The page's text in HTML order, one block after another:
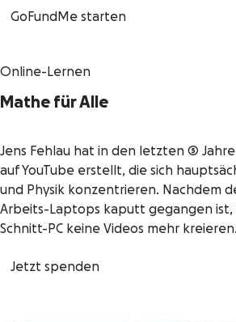
GoFundMe starten
Online-Lernen
Mathe für Alle
Jens Fehlau hat in den letzten 5
auf YouTube erstellt, die sich
und Physik konzentrieren. Nachdem
Arbeits-Laptops kaputt gegangen ist,
Schnitt-PC keine Videos mehr kreieren.
Jetzt spenden